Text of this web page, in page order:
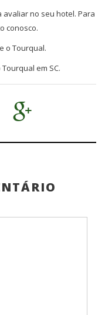
no seu hotel. Para
conosco.
o Tourqual.
em SC.